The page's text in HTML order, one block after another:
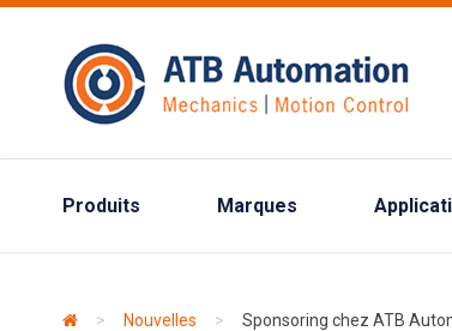
Produits Marques
> Nouvelles > Sponsoring chez ATB